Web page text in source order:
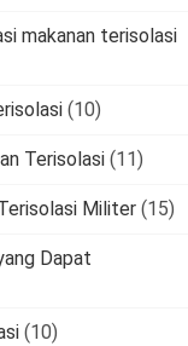
makanan terisolasi
(10)
Terisolasi (11)
Militer (15)
Dapat
(10)